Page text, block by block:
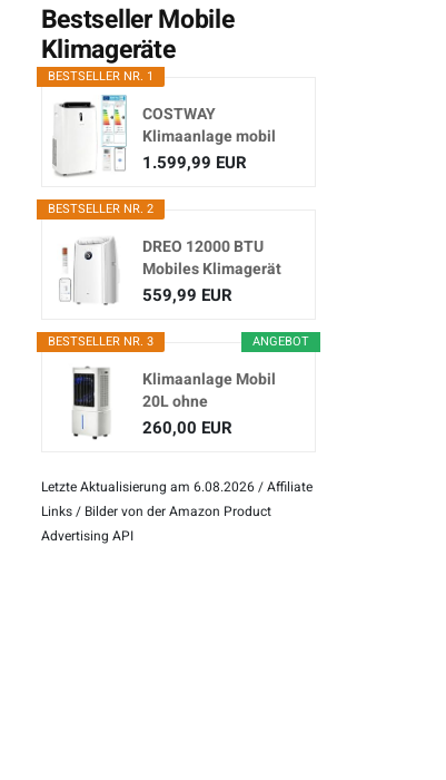
Bestseller Mobile
Klimageräte
BESTSELLER NR. 1
COSTWAY
Klimaanlage mobil
16000BTU,
1.599,99 EUR
BESTSELLER NR. 2
DREO 12000 BTU
Mobiles Klimagerät
(3-in...
559,99 EUR
ANGEBOT
BESTSELLER NR. 3
Klimaanlage Mobil
20L ohne
Abluftschlauch
260,00 EUR
Letzte Aktualisierung am 6.08.2026 / Affiliate
Links / Bilder von der Amazon Product
Advertising API